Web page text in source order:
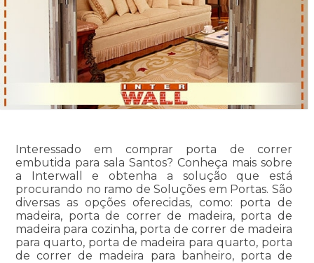
Interessado em comprar porta de correr
embutida para sala Santos? Conheça mais sobre
a Interwall e obtenha a solução que está
procurando no ramo de Soluções em Portas. São
diversas as opções oferecidas, como: porta de
madeira, porta de correr de madeira, porta de
madeira para cozinha, porta de correr de madeira
para quarto, porta de madeira para quarto, porta
de correr de madeira para banheiro, porta de